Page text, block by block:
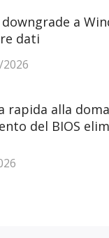
a
dati
rapida alla
del BIOS